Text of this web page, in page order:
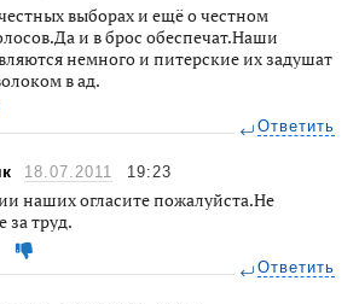
выборах и ещё о честном
и в брос обеспечат.Наши
немного и питерские их задушат
в ад.
Ответить
18.07.2011 19:23
наших огласите пожалуйста.Не
за труд.
Ответить